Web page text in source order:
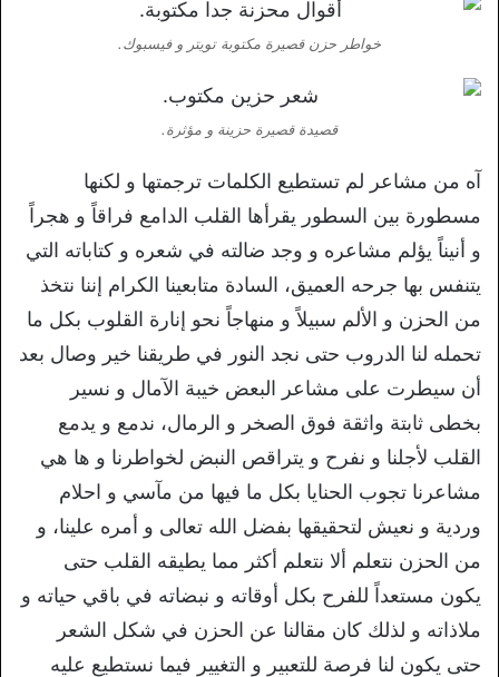
خواطر حزن قصيرة مكتوبة تويتر و فيسبوك.
قصيدة قصيرة حزينة و مؤثرة.
آه من مشاعر لم تستطيع الكلمات ترجمتها و لكنها
مسطورة بين السطور يقرأها القلب الدامع فراقاً و هجراً
و أنيناً يؤلم مشاعره و وجد ضالته في شعره و كتاباته التي
يتنفس بها جرحه العميق، السادة متابعينا الكرام إننا نتخذ
من الحزن و الألم سبيلاً و منهاجاً نحو إنارة القلوب بكل ما
تحمله لنا الدروب حتى نجد النور في طريقنا خير وصال بعد
أن سيطرت على مشاعر البعض خيبة الآمال و نسير
بخطى ثابتة واثقة فوق الصخر و الرمال، ندمع و يدمع
القلب لأجلنا و نفرح و يتراقص النبض لخواطرنا و ها هي
مشاعرنا تجوب الحنايا بكل ما فيها من مآسي و احلام
وردية و نعيش لتحقيقها بفضل الله تعالى و أمره علينا، و
من الحزن نتعلم ألا نتعلم أكثر مما يطيقه القلب حتى
يكون مستعداً للفرح بكل أوقاته و نبضاته في باقي حياته و
ملاذاته و لذلك كان مقالنا عن الحزن في شكل الشعر
حتى يكون لنا فرصة للتعبير و التغيير فيما نستطيع عليه